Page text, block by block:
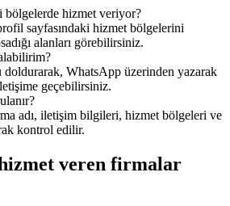
bölgelerde hizmet veriyor?
sayfasındaki hizmet bölgelerini
alanları görebilirsiniz.
WhatsApp üzerinden yazarak
geçebilirsiniz.
adı, iletişim bilgileri, hizmet bölgeleri ve
kontrol edilir.
veren firmalar